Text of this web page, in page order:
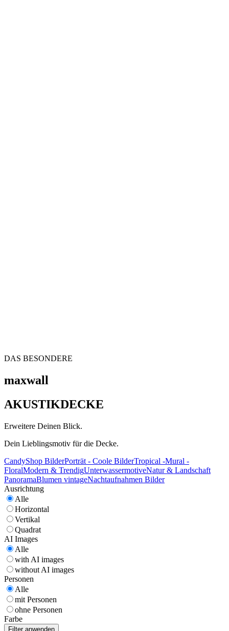
DAS BESONDERE
maxwall
AKUSTIKDECKE
Erweitere Deinen Blick.
Dein Lieblingsmotiv für die Decke.
CandyShop BilderPorträt - Coole BilderTropical -Mural -
FloralModern & TrendigUnterwassermotiveNatur & Landschaft
PanoramaBlumen vintageNachtaufnahmen Bilder
Ausrichtung
Alle
Horizontal
Vertikal
Quadrat
AI Images
Alle
with AI images
without AI images
Personen
Alle
mit Personen
ohne Personen
Farbe